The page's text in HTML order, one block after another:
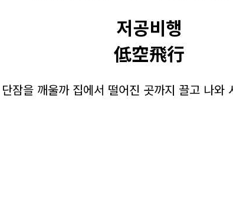
저공비행
低空飛行
잠을 깨울까 집에서 떨어진 곳까지 끌고 나